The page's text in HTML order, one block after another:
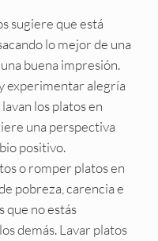
sugiere que está
lo mejor de una
buena impresión.
experimentar alegría
los platos en
una perspectiva
positivo.
o romper platos en
pobreza, carencia e
que no estás
demás. Lavar platos